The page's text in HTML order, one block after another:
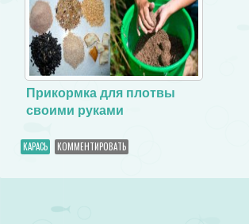
Прикормка для плотвы
своими руками
КАРАСЬ КОММЕНТИРОВАТЬ